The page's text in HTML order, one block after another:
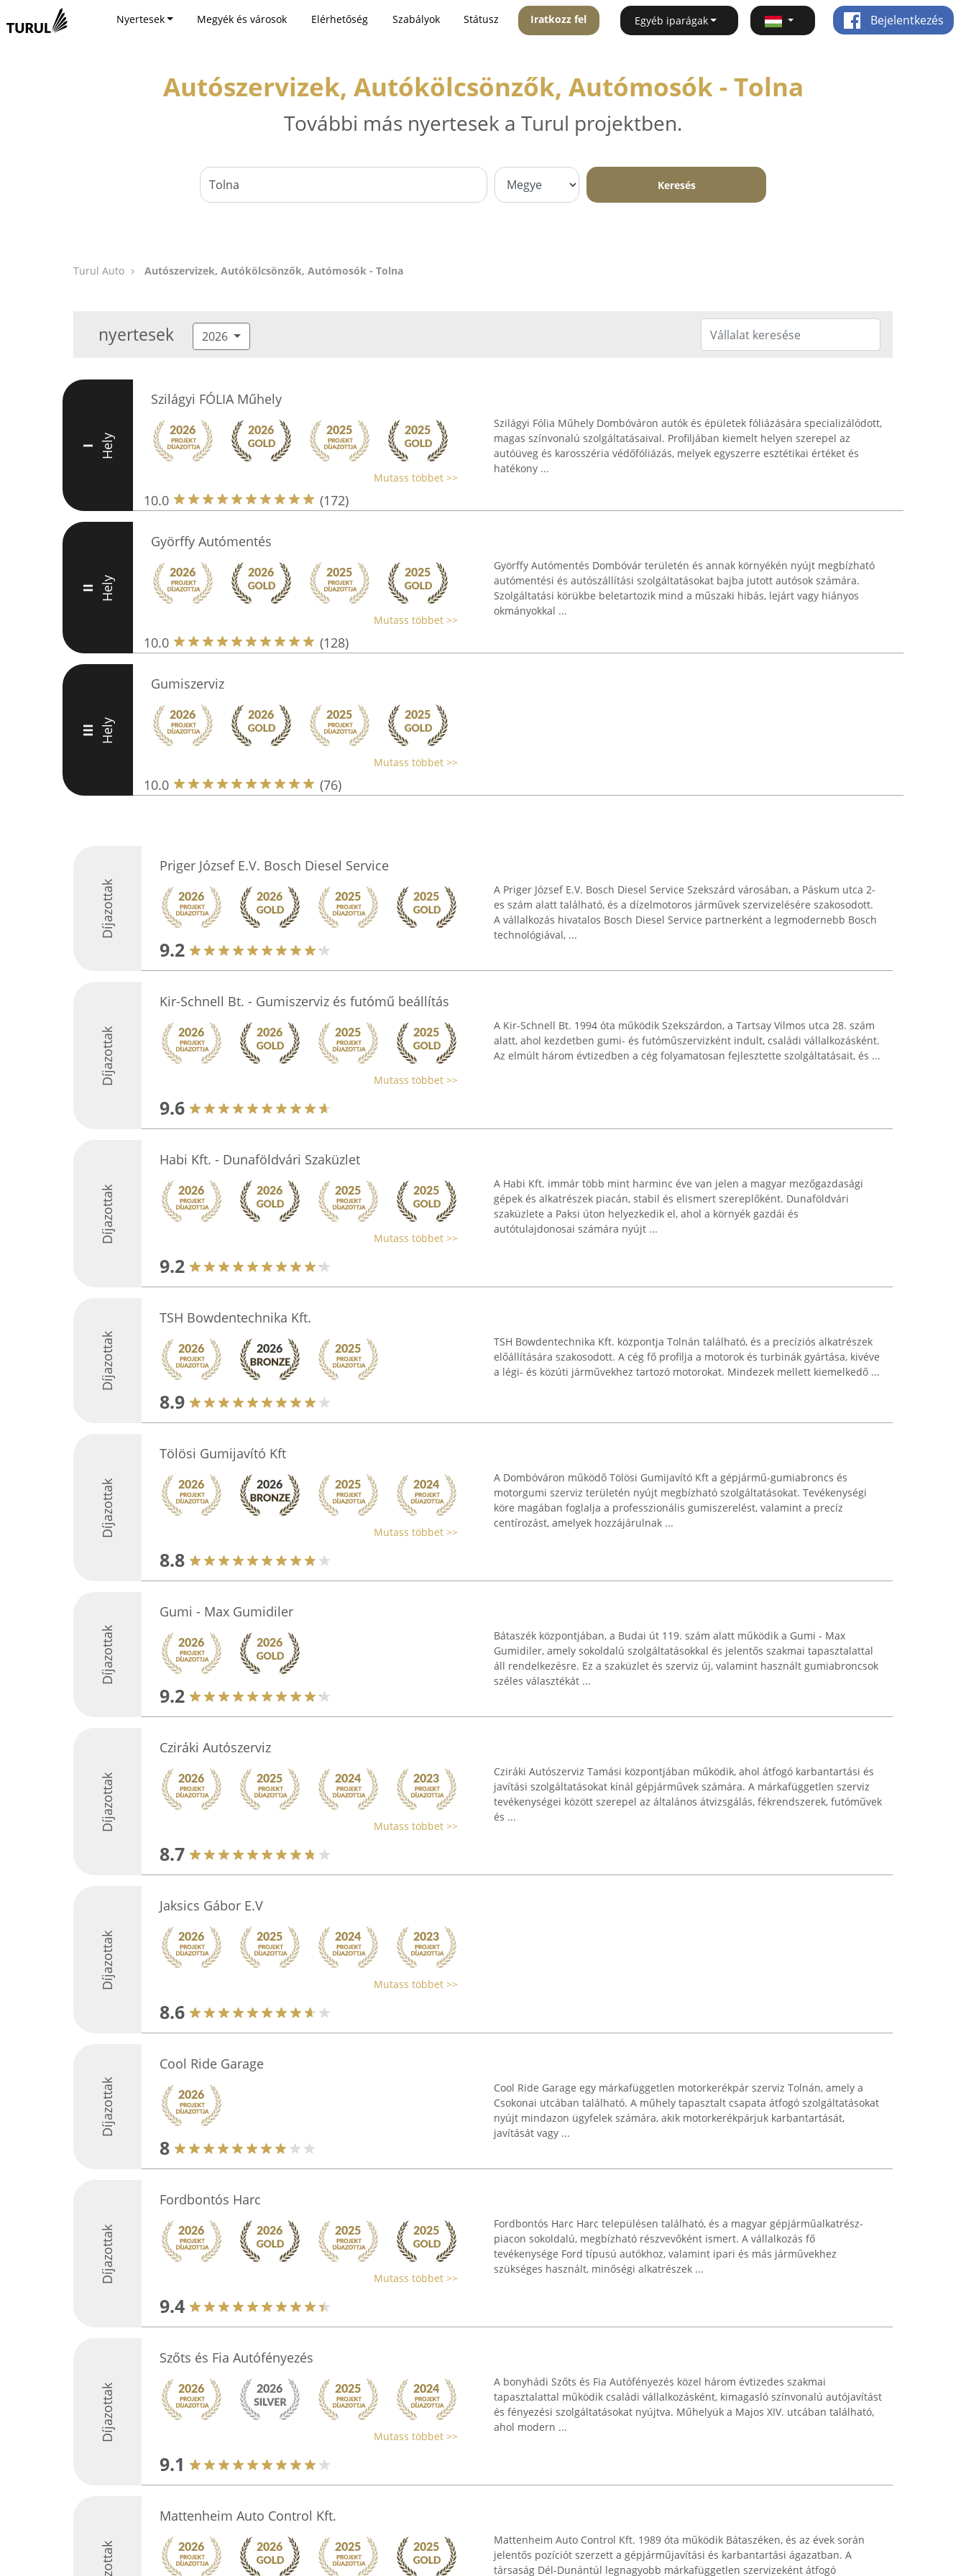
Nyertesek Megyék és városok Elérhetőség Szabályok Státusz Iratkozz fel Egyéb iparágak Bejelentkezés
Autószervizek, Autókölcsönzők, Autómosók - Tolna
További más nyertesek a Turul projektben.
Keresés
Turul Auto Autószervizek, Autókölcsönzők, Autómosók - Tolna
nyertesek 2026
I Hely
Szilágyi FÓLIA Műhely
Mutass többet >>
10.0 (172)
Szilágyi Fólia Műhely Dombóváron autók és épületek fóliázására specializálódott,
magas színvonalú szolgáltatásaival. Profiljában kiemelt helyen szerepel az
autóüveg és karosszéria védőfóliázás, melyek egyszerre esztétikai értéket és
hatékony ...
II Hely
Györffy Autómentés
Mutass többet >>
10.0 (128)
Györffy Autómentés Dombóvár területén és annak környékén nyújt megbízható
autómentési és autószállítási szolgáltatásokat bajba jutott autósok számára.
Szolgáltatási körükbe beletartozik mind a műszaki hibás, lejárt vagy hiányos
okmányokkal ...
III Hely
Gumiszerviz
Mutass többet >>
10.0 (76)
Díjazottak
Priger József E.V. Bosch Diesel Service
9.2
A Priger József E.V. Bosch Diesel Service Szekszárd városában, a Páskum utca 2-
es szám alatt található, és a dízelmotoros járművek szervizelésére szakosodott.
A vállalkozás hivatalos Bosch Diesel Service partnerként a legmodernebb Bosch
technológiával, ...
Díjazottak
Kir-Schnell Bt. - Gumiszerviz és futómű beállítás
Mutass többet >>
9.6
A Kir-Schnell Bt. 1994 óta működik Szekszárdon, a Tartsay Vilmos utca 28. szám
alatt, ahol kezdetben gumi- és futóműszervizként indult, családi vállalkozásként.
Az elmúlt három évtizedben a cég folyamatosan fejlesztette szolgáltatásait, és ...
Díjazottak
Habi Kft. - Dunaföldvári Szaküzlet
Mutass többet >>
9.2
A Habi Kft. immár több mint harminc éve van jelen a magyar mezőgazdasági
gépek és alkatrészek piacán, stabil és elismert szereplőként. Dunaföldvári
szaküzlete a Paksi úton helyezkedik el, ahol a környék gazdái és
autótulajdonosai számára nyújt ...
Díjazottak
TSH Bowdentechnika Kft.
8.9
TSH Bowdentechnika Kft. központja Tolnán található, és a precíziós alkatrészek
előállítására szakosodott. A cég fő profilja a motorok és turbinák gyártása, kivéve
a légi- és közúti járművekhez tartozó motorokat. Mindezek mellett kiemelkedő ...
Díjazottak
Tölösi Gumijavító Kft
Mutass többet >>
8.8
A Dombóváron működő Tölösi Gumijavító Kft a gépjármű-gumiabroncs és
motorgumi szerviz területén nyújt megbízható szolgáltatásokat. Tevékenységi
köre magában foglalja a professzionális gumiszerelést, valamint a precíz
centírozást, amelyek hozzájárulnak ...
Díjazottak
Gumi - Max Gumidiler
9.2
Bátaszék központjában, a Budai út 119. szám alatt működik a Gumi - Max
Gumidiler, amely sokoldalú szolgáltatásokkal és jelentős szakmai tapasztalattal
áll rendelkezésre. Ez a szaküzlet és szerviz új, valamint használt gumiabroncsok
széles választékát ...
Díjazottak
Cziráki Autószerviz
Mutass többet >>
8.7
Cziráki Autószerviz Tamási központjában működik, ahol átfogó karbantartási és
javítási szolgáltatásokat kínál gépjárművek számára. A márkafüggetlen szerviz
tevékenységei között szerepel az általános átvizsgálás, fékrendszerek, futóművek
és ...
Díjazottak
Jaksics Gábor E.V
Mutass többet >>
8.6
Díjazottak
Cool Ride Garage
8
Cool Ride Garage egy márkafüggetlen motorkerékpár szerviz Tolnán, amely a
Csokonai utcában található. A műhely tapasztalt csapata átfogó szolgáltatásokat
nyújt mindazon ügyfelek számára, akik motorkerékpárjuk karbantartását,
javítását vagy ...
Díjazottak
Fordbontós Harc
Mutass többet >>
9.4
Fordbontós Harc Harc településen található, és a magyar gépjárműalkatrész-
piacon sokoldalú, megbízható részvevőként ismert. A vállalkozás fő
tevékenysége Ford típusú autókhoz, valamint ipari és más járművekhez
szükséges használt, minőségi alkatrészek ...
Díjazottak
Szőts és Fia Autófényezés
Mutass többet >>
9.1
A bonyhádi Szőts és Fia Autófényezés közel három évtizedes szakmai
tapasztalattal működik családi vállalkozásként, kimagasló színvonalú autójavítást
és fényezési szolgáltatásokat nyújtva. Műhelyük a Majos XIV. utcában található,
ahol modern ...
Mattenheim Auto Control Kft.
Mattenheim Auto Control Kft. 1989 óta működik Bátaszéken, és az évek során
jelentős pozíciót szerzett a gépjárműjavítási és karbantartási ágazatban. A
társaság Dél-Dunántúl legnagyobb márkafüggetlen szervizeként átfogó